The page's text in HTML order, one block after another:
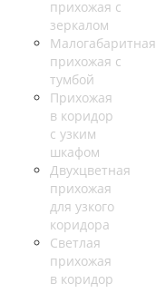
прихожая с
зеркалом
Малогабаритная
прихожая с
тумбой
Прихожая
в коридор
с узким
шкафом
Двухцветная
прихожая
для узкого
коридора
Светлая
прихожая
в коридор